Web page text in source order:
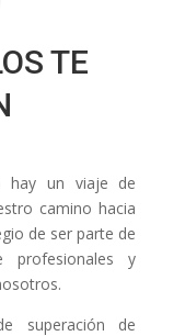
TE
hay un viaje de
camino hacia
de ser parte de
profesionales y
superación de